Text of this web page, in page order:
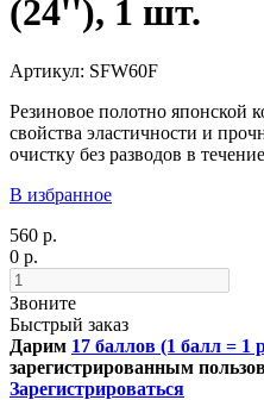
(24''), 1 шт.
Артикул: SFW60F
Резиновое полотно японской
свойства эластичности и
очистку без разводов в
В избранное
560 р.
0 р.
Звоните
Быстрый заказ
Дарим 17 баллов (1 балл = 1
зарегистрированным
Зарегистрироваться